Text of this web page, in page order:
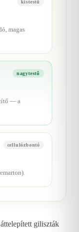
kistestű
magas
nagytestű
— a
cellulózbontó
giliszták